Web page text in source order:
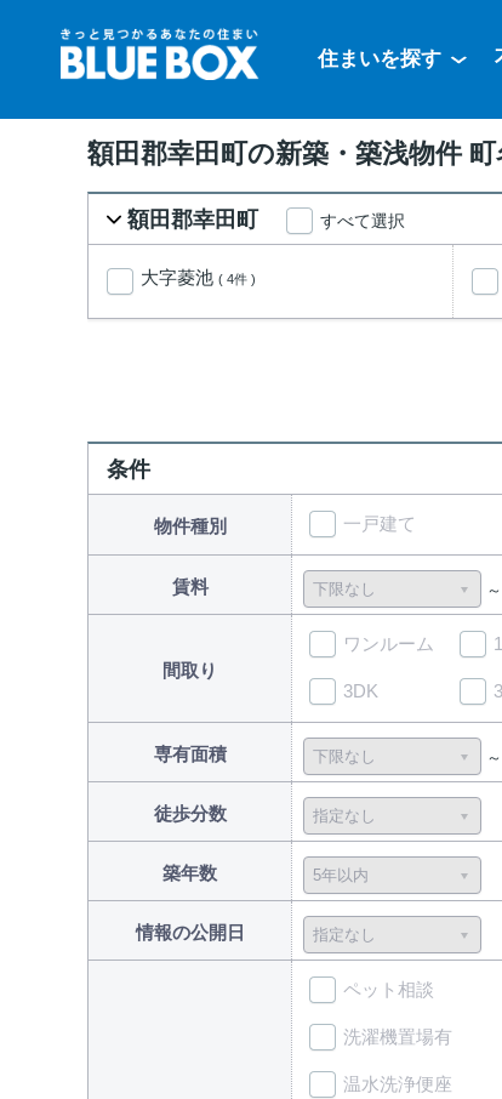
住まいを探す
額田郡幸田町の新築・築浅物件
額田郡幸田町 すべて選択
大字菱池 ( 4件 )
条件
物件種別 一戸建て
賃料
間取り
ワンルーム
3DK
専有面積
徒歩分数
築年数
情報の公開日
ペット相談
洗濯機置場有
温水洗浄便座